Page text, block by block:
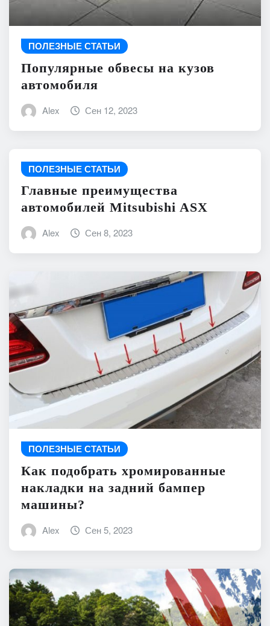
ПОЛЕЗНЫЕ СТАТЬИ
Популярные обвесы на кузов
автомобиля
Alex Сен 12, 2023
ПОЛЕЗНЫЕ СТАТЬИ
Главные преимущества
автомобилей Mitsubishi ASX
Alex Сен 8, 2023
ПОЛЕЗНЫЕ СТАТЬИ
Как подобрать хромированные
накладки на задний бампер
машины?
Alex Сен 5, 2023